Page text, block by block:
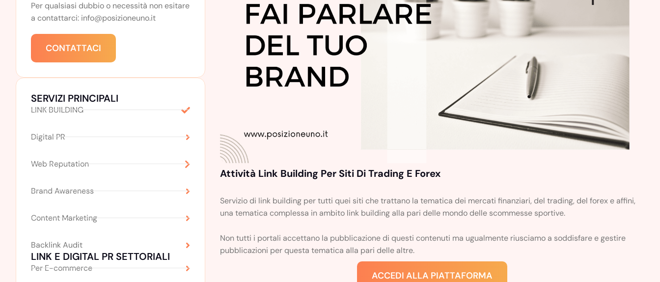
Per qualsiasi dubbio o necessità non esitare
a contattarci: info@posizioneuno.it
CONTATTACI
SERVIZI PRINCIPALI
LINK BUILDING
Digital PR
Web Reputation
Brand Awareness
Content Marketing
Backlink Audit
LINK E DIGITAL PR SETTORIALI
Per E-commerce
Attività Link Building Per Siti Di Trading E Forex
Servizio di link building per tutti quei siti che trattano la tematica dei mercati finanziari, del trading, del forex e affini,
una tematica complessa in ambito link building alla pari delle mondo delle scommesse sportive.
Non tutti i portali accettano la pubblicazione di questi contenuti ma ugualmente riusciamo a soddisfare e gestire
pubblicazioni per questa tematica alla pari delle altre.
ACCEDI ALLA PIATTAFORMA